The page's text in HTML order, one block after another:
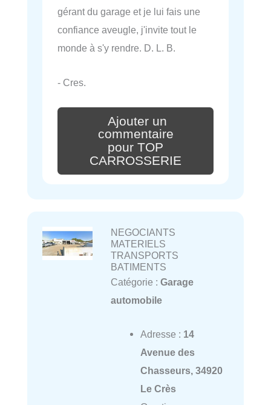
gérant du garage et je lui fais une
confiance aveugle, j'invite tout le
monde à s'y rendre. D. L. B.
- Cres.
Ajouter un
commentaire
pour TOP
CARROSSERIE
NEGOCIANTS
MATERIELS
TRANSPORTS
BATIMENTS
Catégorie : Garage
automobile
Adresse : 14
Avenue des
Chasseurs, 34920
Le Crès